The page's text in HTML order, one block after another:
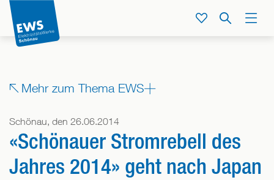
Direkt
zum
Inhalt
Menü
Suche
Service
Mehr zum Thema EWS
Zeige
dieser
Beitrag
zugeordnet
Schönau, den 26.06.2014
«Schönauer Stromrebell des
Jahres 2014» geht nach Japan